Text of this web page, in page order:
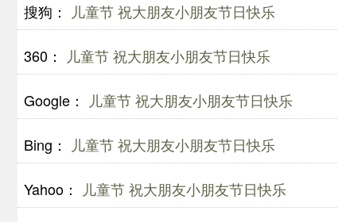
搜狗： 儿童节 祝大朋友小朋友节日快乐
360： 儿童节 祝大朋友小朋友节日快乐
Google： 儿童节 祝大朋友小朋友节日快乐
Bing： 儿童节 祝大朋友小朋友节日快乐
Yahoo： 儿童节 祝大朋友小朋友节日快乐